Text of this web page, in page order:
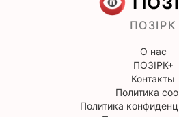
ПОЗІРК
О нас
ПОЗІРК+
Контакты
Политика
Политика